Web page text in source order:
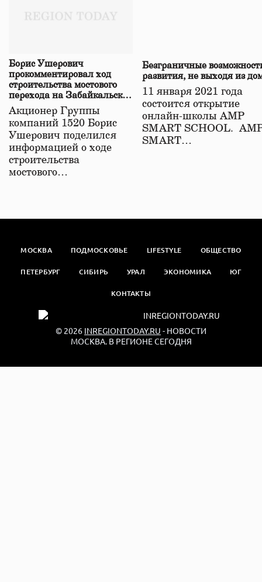
Борис Ушерович
прокомментировал ход
строительства мостового
перехода на Забайкальской
железной дороге
Акционер Группы
компаний 1520 Борис
Ушерович поделился
информацией о ходе
строительства
мостового…
Безграничные
развития, не выходя из
11 января 2021 года
состоится открытие
онлайн-школы АМР
SMART SCHOOL.
SMART…
МОСКВА ПОДМОСКОВЬЕ LIFESTYLE ОБЩЕСТВО
ПЕТЕРБУРГ СИБИРЬ УРАЛ ЭКОНОМИКА ЮГ
КОНТАКТЫ
© 2026 INREGIONTODAY.RU - НОВОСТИ
МОСКВА. В РЕГИОНЕ СЕГОДНЯ